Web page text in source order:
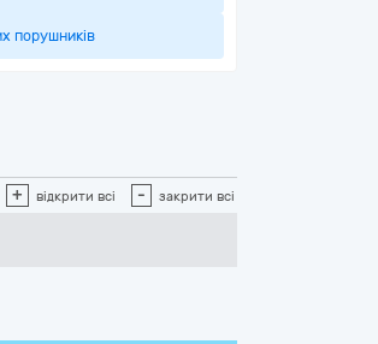
порушників
+ відкрити всі - закрити всі